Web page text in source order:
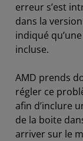
erreur s’est
dans la
indiqué
incluse.
AMD prends
régler ce
afin d’inclure
de la boite
arriver sur le